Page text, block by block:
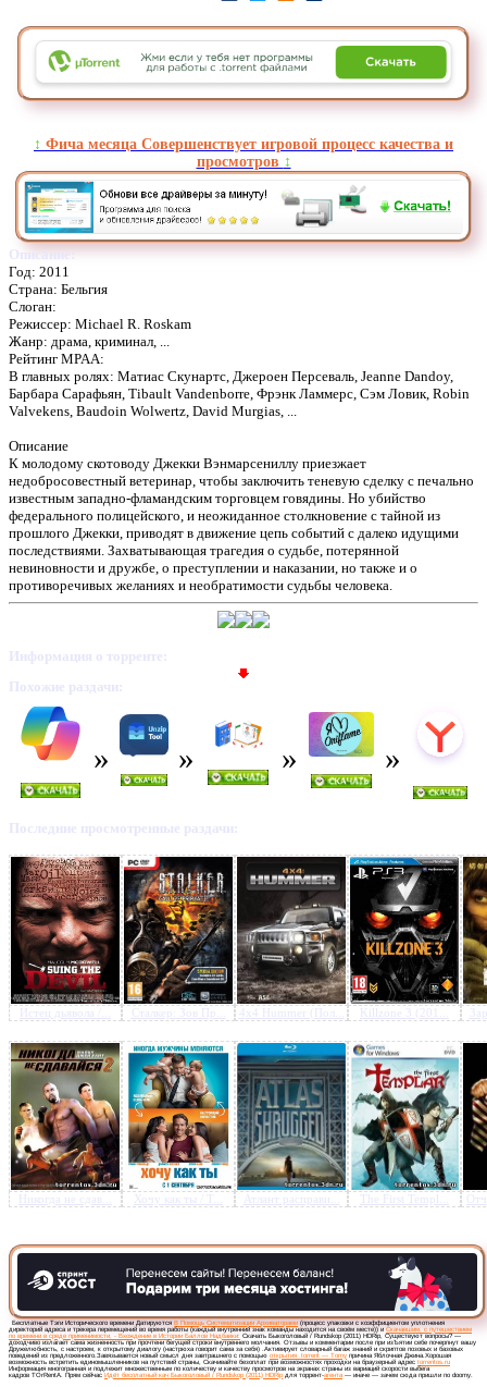
Предлагаем скачать
Быкоголовый / Rundskop
HDRip»
↕️ Фича месяца Совершенствует игровой процесс качества и
просмотров ↕️
Описание:
Год: 2011
Страна: Бельгия
Слоган:
Режиссер: Michael R. Roskam
Жанр: драма, криминал, ...
Рейтинг MPAA:
В главных ролях: Матиас Скунартс, Джероен Персеваль, Jeanne Dandoy,
Барбара Сарафьян, Tibault Vandenborre, Фрэнк Ламмерс, Сэм Ловик, Robin
Valvekens, Baudoin Wolwertz, David Murgias, ...
Описание
К молодому скотоводу Джекки Вэнмарсениллу приезжает
недобросовестный ветеринар, чтобы заключить теневую сделку с печально
известным западно-фламандским торговцем говядины. Но убийство
федерального полицейского, и неожиданное столкновение с тайной из
прошлого Джекки, приводят в движение цепь событий с далеко идущими
последствиями. Захватывающая трагедия о судьбе, потерянной
невиновности и дружбе, о преступлении и наказании, но также и о
противоречивых желаниях и необратимости судьбы человека.
Информация о торренте:
Похожие раздачи:
Последние просмотренные раздачи:
Истец дьявола /... Сталкер: Зов Пр... 4x4 Hummer (Пол... Killzone 3 (201...
Никогда не сдав... Хочу как ты / T... Атлант расправи... The First Templ...